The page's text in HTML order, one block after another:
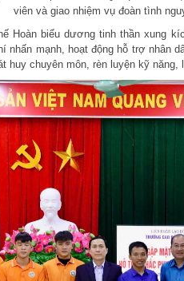
viên và giao nhiệm vụ đoàn tình
Hoàn biểu dương tinh thần xung
mạnh, hoạt động hỗ trợ nhân
chuyên môn, rèn luyện kỹ năng,